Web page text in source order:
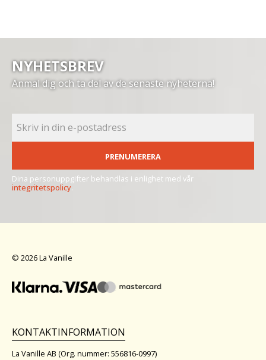
NYHETSBREV
Anmäl dig och ta del av de senaste nyheterna!
PRENUMERERA
Dina personuppgifter behandlas i enlighet med vår
integritetspolicy.
© 2026 La Vanille
KONTAKTINFORMATION
La Vanille AB (Org. nummer: 556816-0997)